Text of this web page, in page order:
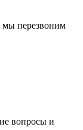
мы перезвоним
вопросы и